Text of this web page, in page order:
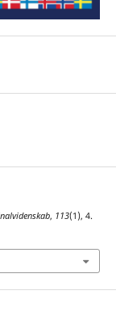
, 113(1), 4.